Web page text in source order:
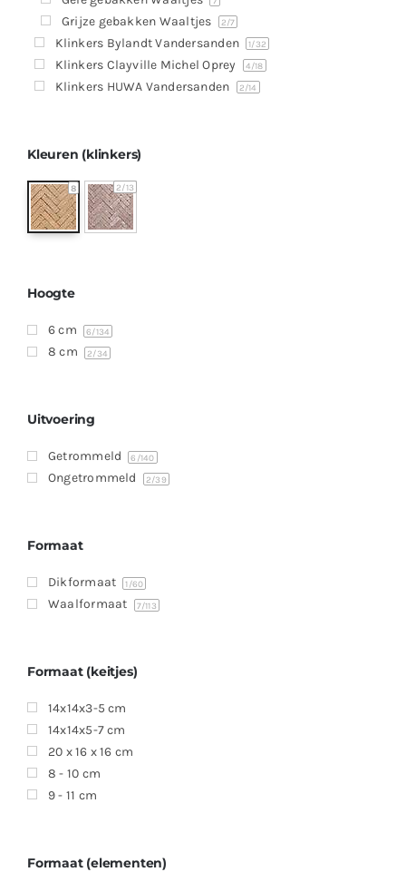
Contact
Offerte aanvragen
Grijze gebakken Waaltjes 2/7
Klinkers Bylandt Vandersanden 1/32
Klinkers Clayville Michel Oprey 4/18
Klinkers HUWA Vandersanden 2/14
Kleuren (klinkers)
8 2/13
Hoogte
6 cm 6/134
8 cm 2/34
Uitvoering
Getrommeld 6 /140
Ongetrommeld 2/39
Formaat
Dikformaat 1/60
Waalformaat 7/113
Formaat (keitjes)
14x14x3-5 cm
14x14x5-7 cm
20 x 16 x 16 cm
8 - 10 cm
9 - 11 cm
Formaat (elementen)